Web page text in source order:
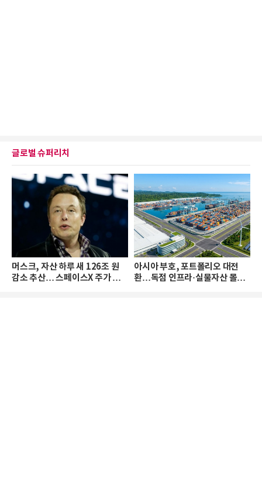
글로벌 슈퍼리치
머스크, 자산 하루 새 126조 원
감소 추산… 스페이스X 주가 하
아시아 부호, 포트폴리오 대전
환…독점 인프라·실물자산 몰린